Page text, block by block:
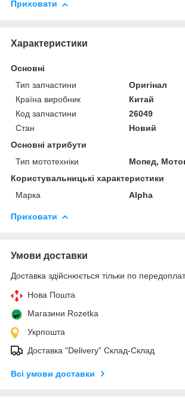
Приховати
Характеристики
Основні
Тип запчастини
Оригінал
Країна виробник
Китай
Код запчастини
26049
Стан
Новий
Основні атрибути
Тип мототехніки
Мопед,
Користувальницькі характеристики
Марка
Alpha
Приховати
Умови доставки
Доставка здійснюється тільки по
Нова Пошта
Магазини Rozetka
Укрпошта
Доставка "Delivery" Склад-Склад
Всі умови доставки